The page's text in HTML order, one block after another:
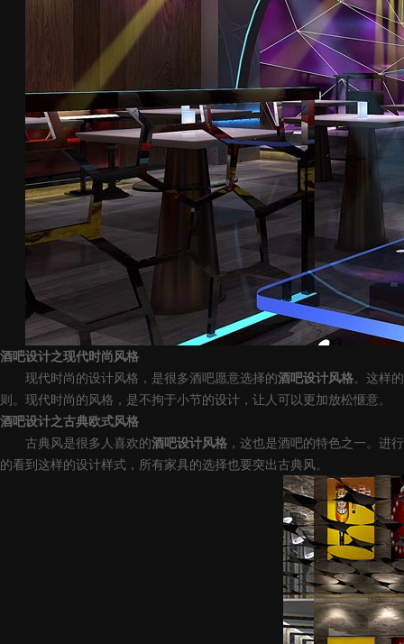
酒吧设计之现代时尚风格
现代时尚的设计风格，是很多酒吧愿意选择的酒吧设计风格。这样
则。现代时尚的风格，是不拘于小节的设计，让人可以更加放松惬意。
酒吧设计之古典欧式风格
古典风是很多人喜欢的酒吧设计风格 ，这也是酒吧的特色之一。进
的看到这样的设计样式，所有家具的选择也要突出古典风。